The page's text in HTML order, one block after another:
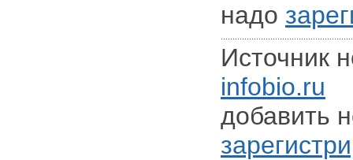
надо
Источник
infobio.ru
добавить